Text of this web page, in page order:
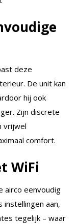
deze
De unit kan
hij ook
Zijn discrete
vrijwel
comfort.
WiFi
airco eenvoudig
instellingen aan,
tegelijk – waar